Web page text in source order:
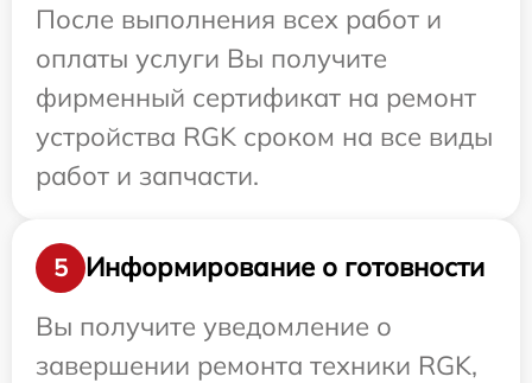
После выполнения всех работ и
оплаты услуги Вы получите
фирменный сертификат на ремонт
устройства RGK сроком на все виды
работ и запчасти.
5
Информирование о готовности
Вы получите уведомление о
завершении ремонта техники RGK,